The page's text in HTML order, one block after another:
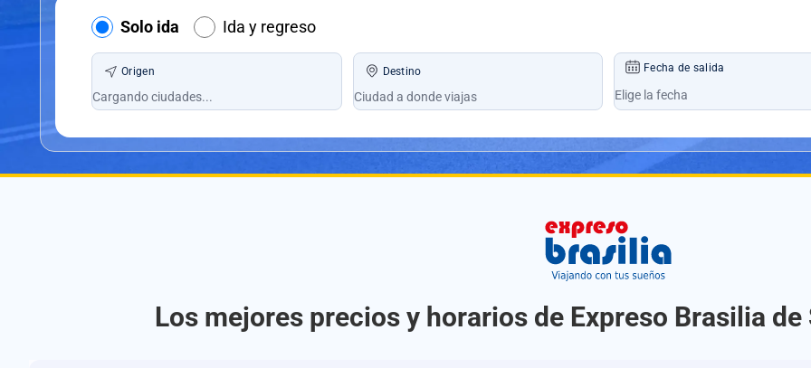
Solo ida Ida y regreso
Origen Destino Fecha de salida
Los mejores precios y horarios de Expreso Brasilia